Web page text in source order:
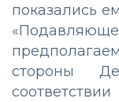
показались
стороны